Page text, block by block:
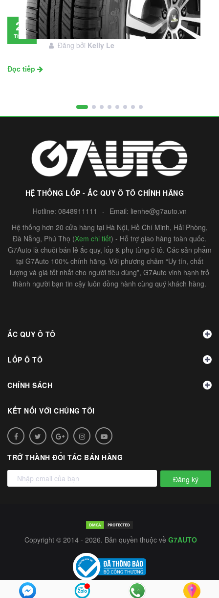
28
Tháng
Đánh giá lốp Michelin Primacy SUV: Đáng
đầu tư không?
Đăng bởi Kelly Le
Đọc tiếp
HỆ THỐNG LỐP - ẮC QUY Ô TÔ CHÍNH HÃNG
Hotline: 0848911111 - Email: lienhe@g7auto.vn
Hệ thống hơn 20 cửa hàng tại Hà Nội, Hồ Chí Minh, Hải Phòng,
Đà Nẵng, Phú Thọ (Xem chi tiết) - Hỗ trợ giao hàng toàn quốc.
G7Auto là chuỗi bán lẻ ắc quy, lốp & phụ tùng ô tô. Các sản phẩm
tại G7Auto 100% chính hãng. Với phương châm “Uy tín, chất
lượng và giá tốt nhất cho người tiêu dùng”, G7Auto vinh hạnh trở
thành người bạn tin cậy luôn đồng hành cùng quý khách hàng.
ẮC QUY Ô TÔ
LỐP Ô TÔ
CHÍNH SÁCH
KẾT NỐI VỚI CHÚNG TÔI
TRỞ THÀNH ĐỐI TÁC BÁN HÀNG
Đăng ký
Copyright © 2014 - 2026. Bản quyền thuộc về G7AUTO